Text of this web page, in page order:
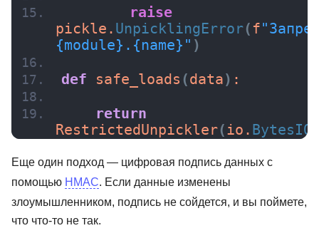
raise
pickle. UnpicklingError( f
{module}.{name}" )
def safe_loads (data) :
return
RestrictedUnpickler(io. BytesIO
Еще один подход — цифровая подпись данных с
помощью HMAC. Если данные изменены
злоумышленником, подпись не сойдется, и вы поймете,
что что-то не так.